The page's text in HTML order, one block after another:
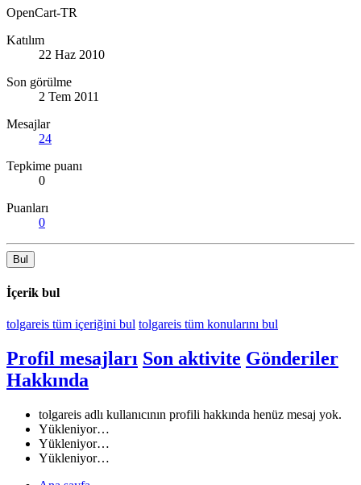
OpenCart-TR
Katılım
22 Haz 2010
Son görülme
2 Tem 2011
Mesajlar
24
Tepkime puanı
0
Puanları
0
Bul
İçerik bul
tolgareis tüm içeriğini bul tolgareis tüm konularını bul
Profil mesajları Son aktivite Gönderiler
Hakkında
tolgareis adlı kullanıcının profili hakkında henüz mesaj yok.
Yükleniyor…
Yükleniyor…
Yükleniyor…